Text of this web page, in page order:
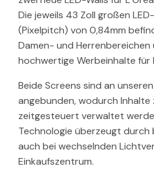
Die jeweils 43 Zoll großen
(Pixelpitch) von 0,84mm
Damen- und Herrenbereichen
hochwertige Werbeinhalte für
Beide Screens sind an
angebunden, wodurch Inhalte
zeitgesteuert verwaltet
Technologie überzeugt durch
auch bei wechselnden
Einkaufszentrum.